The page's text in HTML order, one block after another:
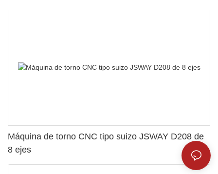
Máquina de torno CNC tipo suizo JSWAY D208 de
8 ejes